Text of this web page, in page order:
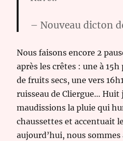
– Nouveau dicton
Nous faisons encore 2
après les crêtes : une à
de fruits secs, une vers
ruisseau de Cliergue…
maudissions la pluie qui
chaussettes et accentuait
aujourd’hui, nous sommes